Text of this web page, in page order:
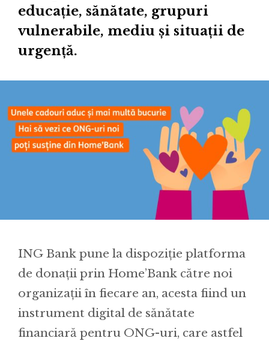
educație, sănătate, grupuri
vulnerabile, mediu și situații de
urgență.
ING Bank pune la dispoziție platforma
de donații prin Home’Bank către noi
organizații în fiecare an, acesta fiind un
instrument digital de sănătate
financiară pentru ONG-uri, care astfel